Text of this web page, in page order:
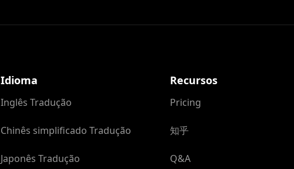
Idioma
Inglês Tradução
Chinês simplificado Tradução
Japonês Tradução
Recursos
Pricing
知乎
Q&A